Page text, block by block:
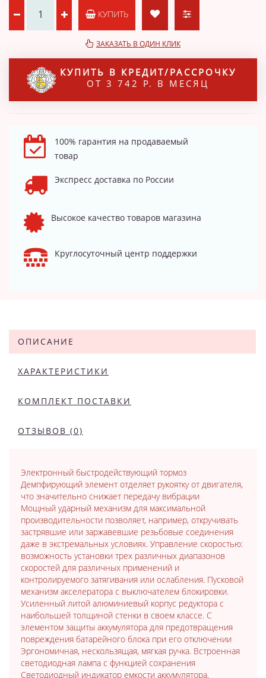
КУПИТЬ
ЗАКАЗАТЬ В ОДИН КЛИК
КУПИТЬ В КРЕДИТ/РАССРОЧКУ
ОТ 3 742 Р. В МЕСЯЦ
100% гарантия на продаваемый
товар
Экспресс доставка по России
Высокое качество товаров магазина
Круглосуточный центр поддержки
ОПИСАНИЕ
ХАРАКТЕРИСТИКИ
КОМПЛЕКТ ПОСТАВКИ
ОТЗЫВОВ (0)
Электронный быстродействующий тормоз
Демпфирующий элемент отделяет рукоятку от двигателя,
что значительно снижает передачу вибрации
Мощный ударный механизм для максимальной
производительности позволяет, например, откручивать
застрявшие или заржавевшие резьбовые соединения
даже в экстремальных условиях. Управление скоростью:
возможность установки трех различных диапазонов
скоростей для различных применений и
контролируемого затягивания или ослабления. Пусковой
механизм акселератора с выключателем блокировки.
Усиленный литой алюминиевый корпус редуктора с
наибольшей толщиной стенки в своем классе. С
элементом защиты аккумулятора для предотвращения
повреждения батарейного блока при его отключении
Эргономичная, нескользящая, мягкая ручка. Встроенная
светодиодная лампа с функцией сохранения
Светодиодный индикатор емкости аккумулятора.